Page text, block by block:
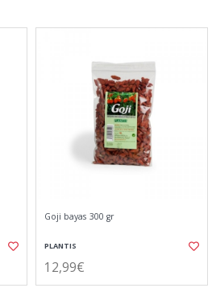
Goji bayas 300 gr
PLANTIS
12,99€